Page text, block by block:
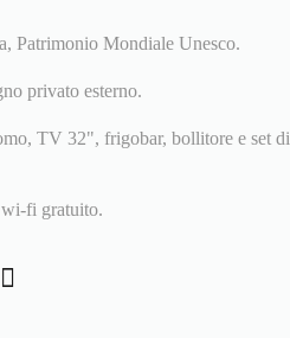
Patrimonio Mondiale Unesco.
privato esterno.
TV 32", frigobar, bollitore e set di
wi-fi gratuito.